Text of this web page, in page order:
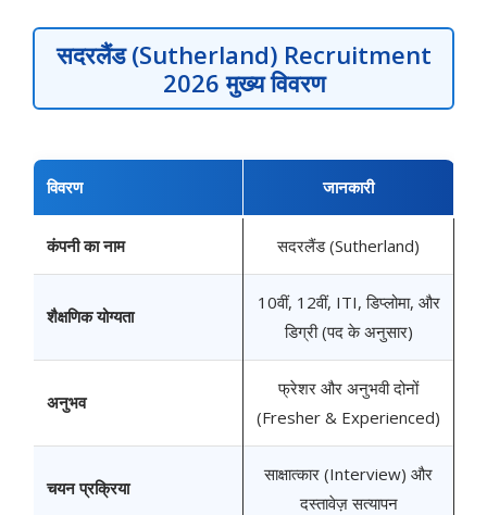
सदरलैंड (Sutherland) Recruitment
2026 मुख्य विवरण
विवरण जानकारी
कंपनी का नाम सदरलैंड (Sutherland)
शैक्षणिक योग्यता
10वीं, 12वीं, ITI, डिप्लोमा, और
डिग्री (पद के अनुसार)
अनुभव
फ्रेशर और अनुभवी दोनों
(Fresher & Experienced)
चयन प्रक्रिया
साक्षात्कार (Interview) और
दस्तावेज़ सत्यापन